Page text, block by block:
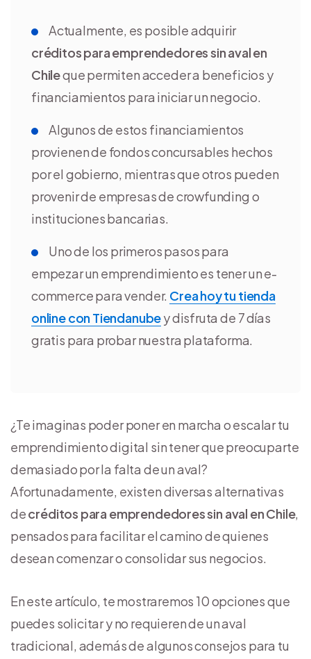
Actualmente, es posible adquirir
créditos para emprendedores sin aval en
Chileque permiten acceder a beneficios y
financiamientos para iniciar un negocio.
Algunos de estos financiamientos
provienen de fondos concursables hechos
por el gobierno, mientras que otros pueden
provenir de empresas de crowfunding o
instituciones bancarias.
Uno de los primeros pasos para
empezar un emprendimiento es tener un e-
commerce para vender. Crea hoy tu tienda
online con Tiendanubey disfruta de 7 días
gratis para probar nuestra plataforma.
¿Te imaginas poder poner en marcha o escalar tu
emprendimiento digital sin tener que preocuparte
demasiado por la falta de un aval?
Afortunadamente, existen diversas alternativas
decréditos para emprendedores sin aval en Chile,
pensados para facilitar el camino de quienes
desean comenzar o consolidar sus negocios.
En este artículo, te mostraremos 10 opciones que
puedes solicitar y no requieren de un aval
tradicional, además de algunos consejos para tu